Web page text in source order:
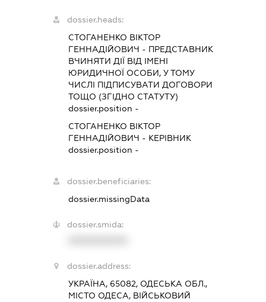
dossier.heads:
СТОГАНЕНКО ВІКТОР
ГЕННАДІЙОВИЧ - ПРЕДСТАВНИК
ВЧИНЯТИ ДІЇ ВІД ІМЕНІ
ЮРИДИЧНОЇ ОСОБИ, У ТОМУ
ЧИСЛІ ПІДПИСУВАТИ ДОГОВОРИ
ТОЩО (ЗГІДНО СТАТУТУ)
dossier.position -
СТОГАНЕНКО ВІКТОР
ГЕННАДІЙОВИЧ - КЕРІВНИК
dossier.position -
dossier.beneficiaries:
dossier.missingData
dossier.smida:
dossier.address:
УКРАЇНА, 65082, ОДЕСЬКА ОБЛ.,
МІСТО ОДЕСА, ВІЙСЬКОВИЙ